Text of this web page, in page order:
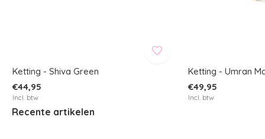
Ketting - Shiva Green
€44,95
Incl. btw
Ketting - Umran
€49,95
Incl. btw
Recente artikelen